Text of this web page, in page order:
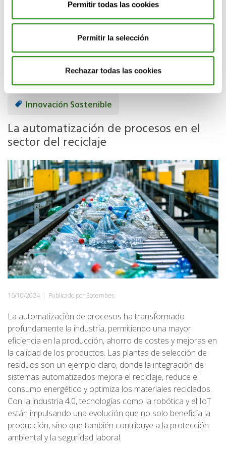
Permitir todas las cookies
Permitir la selección
Rechazar todas las cookies
Leer más
Innovación Sostenible
La automatización de procesos en el
sector del reciclaje
16/10/2024 | Publicado por Ecoembes
La automatización de procesos ha transformado
profundamente la industria, permitiendo una mayor
eficiencia en la producción, ahorro de costes y mejoras en
la calidad de los productos. Las plantas de selección de
residuos son un ejemplo claro, donde la integración de
sistemas automatizados mejora el reciclaje, reduce el
consumo energético y optimiza los materiales reciclados.
Con la industria 4.0, tecnologías como la robótica y el IoT
están impulsando una evolución que no solo beneficia la
producción, sino que también contribuye a la protección
ambiental y la seguridad laboral.